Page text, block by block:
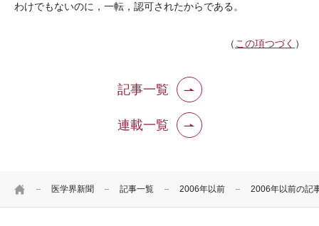
HOME 医学界新聞 記事一覧 2006年以前 2006年以前の記
わけでもないのに，一転，認可されたからである。
（ この項つづく ）
記事一覧
連載一覧